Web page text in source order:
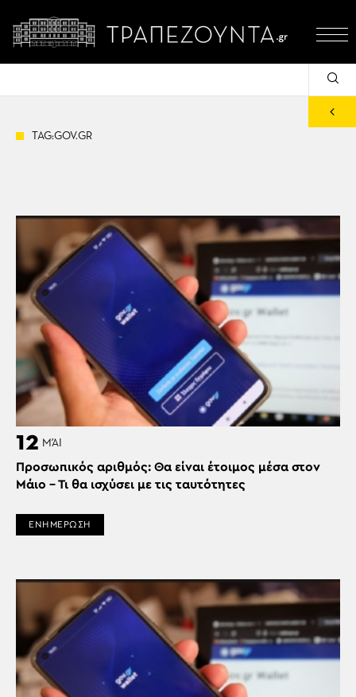
TAG:GOV.GR
12 ΜΆΙ
Προσωπικός αριθμός: Θα είναι έτοιμος μέσα στον
Μάιο – Τι θα ισχύσει με τις ταυτότητες
ΕΝΗΜΕΡΩΣΗ